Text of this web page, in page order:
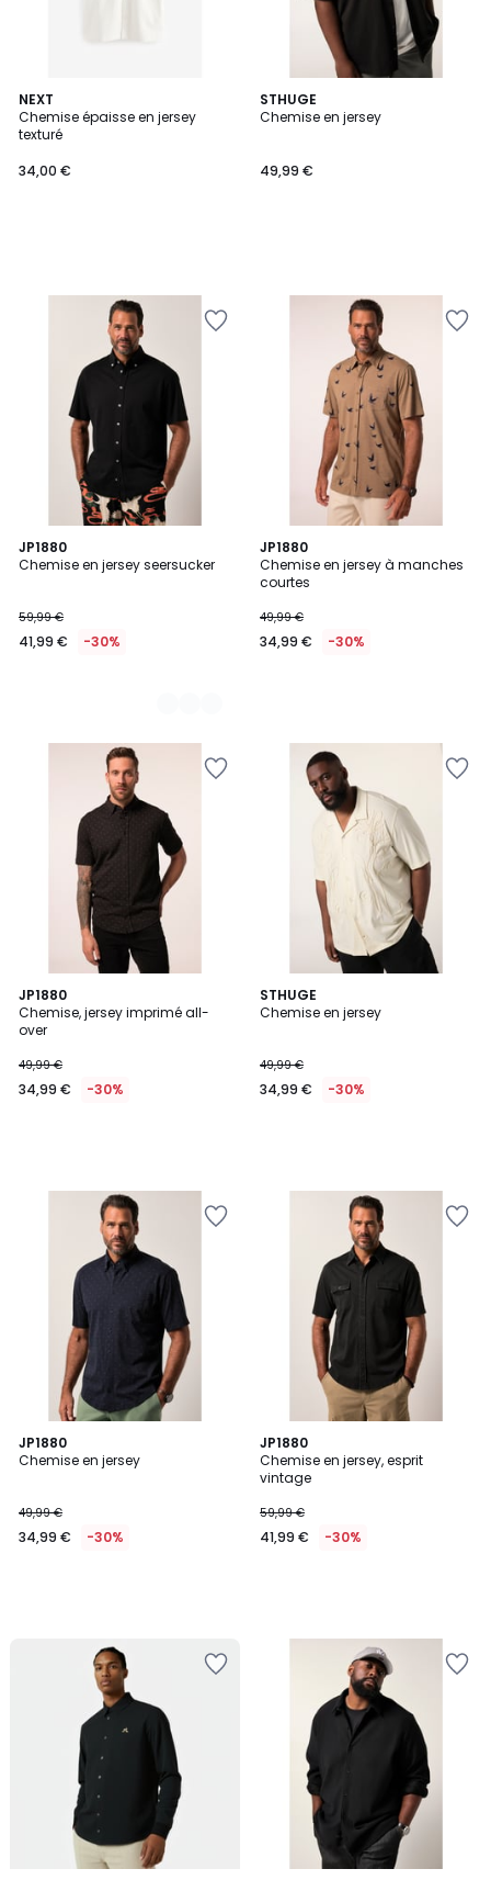
NEXT
Chemise épaisse en jersey
texturé
34,00 €
STHUGE
Chemise en jersey
49,99 €
JP1880
Chemise en jersey seersucker
59,99 €
41,99 € -30%
4
Couleurs
JP1880
Chemise en jersey à manches
courtes
49,99 €
34,99 € -30%
JP1880
Chemise, jersey imprimé all-
over
49,99 €
34,99 € -30%
STHUGE
Chemise en jersey
49,99 €
34,99 € -30%
JP1880
Chemise en jersey
49,99 €
34,99 € -30%
JP1880
Chemise en jersey, esprit
vintage
59,99 €
41,99 € -30%